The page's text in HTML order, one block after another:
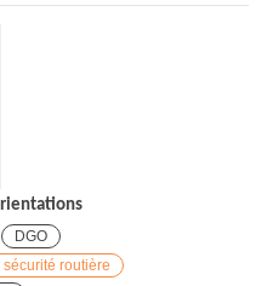
DGO
routière